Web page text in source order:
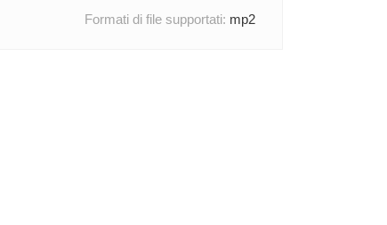
Formati di file supportati: mp2